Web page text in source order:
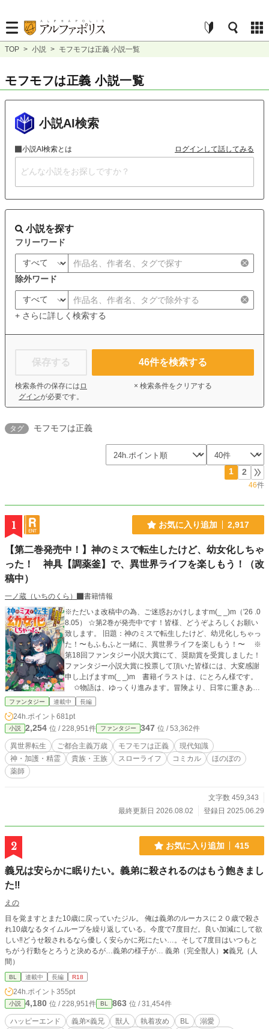
TOP > 小説 > モフモフは正義 小説一覧
モフモフは正義 小説一覧
小説AI検索
小説AI検索とは ログインして話してみる
小説を探す
フリーワード
除外ワード
+ さらに詳しく検索する
保存する
検索条件の保存には ロ
グインが必要です。
46件を検索する
× 検索条件をクリアする
タグ モフモフは正義
1 2
46件
1 お気に入り追加 2,917
【第二巻発売中！】神のミスで転生したけど、幼女化しちゃ
った！ 神具【調薬釜】で、異世界ライフを楽しもう！（改
稿中）
一ノ蔵（いちのくら）
書籍情報
※ただいま改稿中の為、ご迷惑おかけしますm(_ _)m（'26 .0
8.05） ☆第2巻が発売中です！皆様、どうぞよろしくお願い
致します。 旧題：神のミスで転生したけど、幼児化しちゃっ
た！〜もふもふと一緒に、異世界ライフを楽しもう！〜 ※
第18回ファンタジー小説大賞にて、奨励賞を受賞しました！
ファンタジー小説大賞に投票して頂いた皆様には、大変感謝
申し上げますm(_ _)m 書籍イラストは、にとろん様です。
✩物語は、ゆっくり進みます。冒険より、日常に重きあり
の異世界ライフです。 【あらすじ】 神のミスにより、異
ぎた結果、幼児化してしまった！ そんなハプニングがあ
りつつも、ミオは、大好きな異世界で送る第二の人生に、希
望いっぱい！ 事故のお詫びに遣わされた、守護獣神のジョ
ウとともに、ミオは異世界ライフを楽しみます！ カクヨム
（吉野 ひな）様にも投稿しています。
ファンタジー 連載中 長編
24h.ポイント 681pt
小説 2,254 位 / 228,951件 ファンタジー 347 位 / 53,362件
異世界転生 ご都合主義万歳 モフモフは正義
現代知識
神・加護・精霊
貴族・王族 スローライフ コミカル
ほのぼの
薬師
文字数 459,343
最終更新日 2026.08.02
登録日 2025.06.29
2 お気に入り追加 415
義兄は安らかに眠りたい。義弟に殺されるのはもう飽きまし
た‼︎
えの
目を覚ますとまた10歳に戻っていたジル。 俺は義弟のルーカスに２０歳で殺さ
れ10歳なるタイムループを繰り返している。今度で7度目だ。良い加減にして欲
しい‼︎どうせ殺されるなら優しく安らかに死にたい…。そして7度目はいつもと
ちがう行動をとろうと決めるが…義弟の様子が… 義弟（完全獣人）✖️義兄（人
間）
BL 連載中 長編 R18
24h.ポイント 355pt
小説 4,180 位 / 228,951件 BL 863 位 / 31,454件
ハッピーエンド 義弟×義兄 獣人 執着攻め BL
溺愛